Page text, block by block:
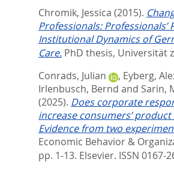
Chromik, Jessica (2015).
Professionals: Professionals’
Institutional Dynamics of
Care. PhD thesis, Universität
Conrads, Julian
, Eyberg,
Irlenbusch, Bernd and Sarin,
(2025). Does corporate
increase consumers’ product
Evidence from two
Economic Behavior &
pp. 1-13. Elsevier. ISSN 0167-